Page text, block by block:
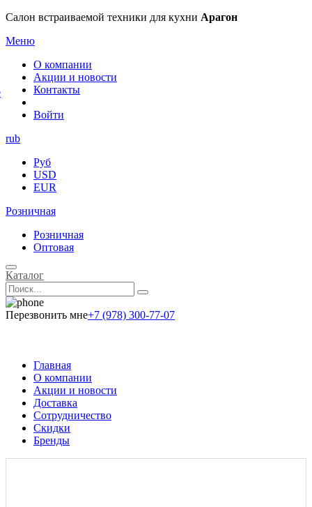
Салон встраиваемой техники для кухни Арагон
Меню
О компании
Акции и новости
Контакты
Войти
rub
Руб
USD
EUR
Розничная
Розничная
Оптовая
Каталог
Перезвонить мне+7 (978) 300-77-07
Главная
О компании
Акции и новости
Доставка
Сотрудничество
Скидки
Бренды